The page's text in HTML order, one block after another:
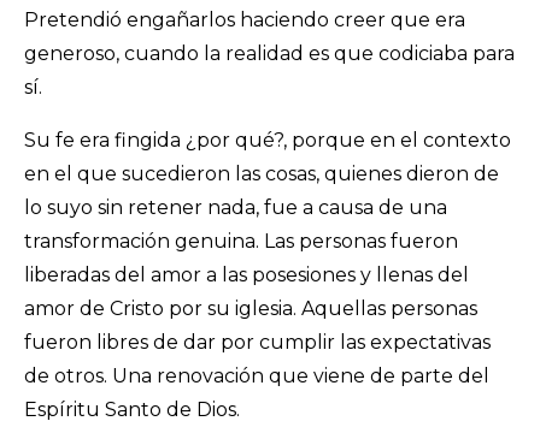
Pretendió engañarlos haciendo creer que era
generoso, cuando la realidad es que codiciaba para
sí.
Su fe era fingida ¿por qué?, porque en el contexto
en el que sucedieron las cosas, quienes dieron de
lo suyo sin retener nada, fue a causa de una
transformación genuina. Las personas fueron
liberadas del amor a las posesiones y llenas del
amor de Cristo por su iglesia. Aquellas personas
fueron libres de dar por cumplir las expectativas
de otros. Una renovación que viene de parte del
Espíritu Santo de Dios.